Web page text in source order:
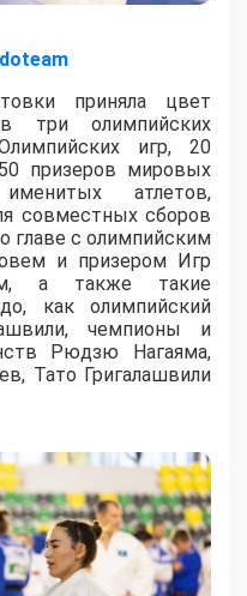
приняла цвет
три олимпийских
игр, 20
призеров мировых
атлетов,
совместных сборов
главе с олимпийским
и призером Игр
а также такие
как олимпийский
чемпионы и
Рюдзю Нагаяма,
Тато Григалашвили